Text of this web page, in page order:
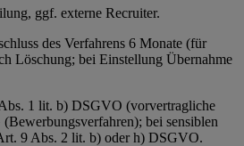
ggf. externe Recruiter.
des Verfahrens 6 Monate (für
Löschung; bei Einstellung Übernahme
1 lit. b) DSGVO (vorvertragliche
bei sensiblen
9 Abs. 2 lit. b) oder h) DSGVO.